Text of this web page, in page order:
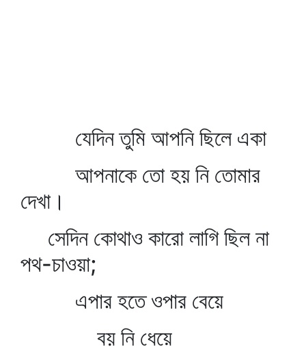
যেদিন তুমি আপনি ছিলে একা
আপনাকে তো হয় নি তোমার
দেখা।
সেদিন কোথাও কারো লাগি ছিল না
পথ-চাওয়া;
এপার হতে ওপার বেয়ে
বয় নি ধেয়ে